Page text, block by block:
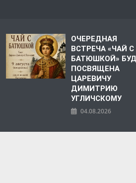
ОЧЕРЕДНАЯ
ВСТРЕЧА «ЧАЙ С
БАТЮШКОЙ»
ПОСВЯЩЕНА
ЦАРЕВИЧУ
ДИМИТРИЮ
УГЛИЧСКОМУ
04.08.2026